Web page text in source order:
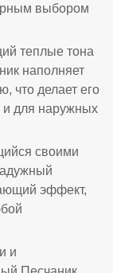
выбором
теплые тона
наполняет
что делает его
и для наружных
своими
эффект,
и